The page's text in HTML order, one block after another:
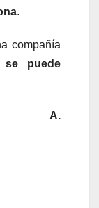
.
compañía
se puede
A.